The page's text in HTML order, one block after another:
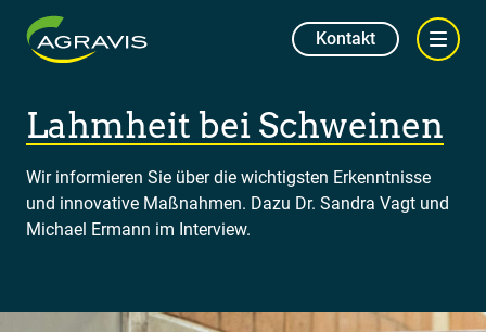
Kontakt
Lahmheit bei Schweinen
Wir informieren Sie über die wichtigsten Erkenntnisse
und innovative Maßnahmen. Dazu Dr. Sandra Vagt und
Michael Ermann im Interview.